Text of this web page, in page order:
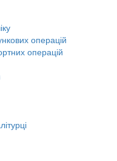
операцій
операцій